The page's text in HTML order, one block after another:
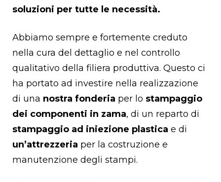
soluzioni per tutte le necessità.
Abbiamo sempre e fortemente creduto
nella cura del dettaglio e nel controllo
qualitativo della filiera produttiva. Questo ci
ha portato ad investire nella realizzazione
di una nostra fonderia per lo stampaggio
dei componenti in zama, di un reparto di
stampaggio ad iniezione plastica e di
un’attrezzeria per la costruzione e
manutenzione degli stampi.